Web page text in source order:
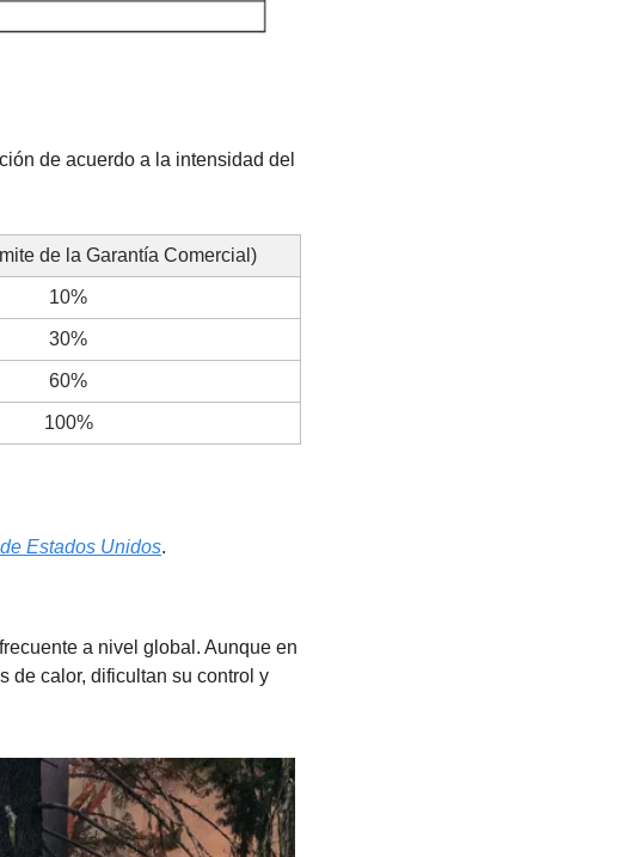
de acuerdo a la intensidad del
de la Garantía Comercial)
10%
30%
60%
100%
Estados Unidos.
a nivel global. Aunque en
de calor, dificultan su control y